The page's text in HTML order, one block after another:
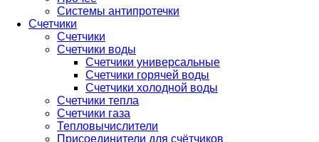
Системы антипротечки
Счетчики
Счетчики
Счетчики воды
Счетчики универсальные
Счетчики горячей воды
Счетчики холодной воды
Счетчики тепла
Счетчики газа
Тепловычислители
Присоединители для счётчиков